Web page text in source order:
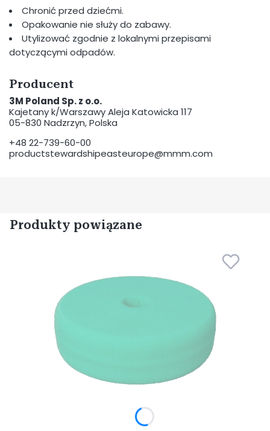
Chronić przed dziećmi.
Opakowanie nie służy do zabawy.
Utylizować zgodnie z lokalnymi przepisami
dotyczącymi odpadów.
Producent
3M Poland Sp. z o.o.
Kajetany k/Warszawy Aleja Katowicka 117
05-830 Nadzrzyn, Polska
+48 22-739-60-00
productstewardshipeasteurope@mmm.com
Produkty powiązane